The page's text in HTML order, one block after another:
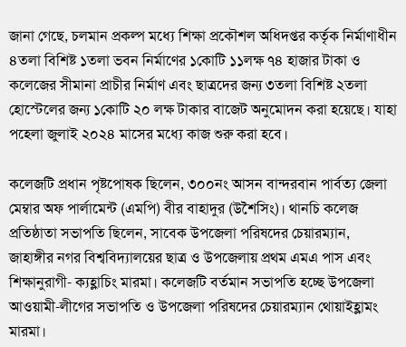
জানা গেছে, চলমান প্রকল্প মধ্যে শিক্ষা প্রকৌশল অধিদপ্তর কর্তৃক নির্মাণাধীন
৪তলা বিশিষ্ট ১তলা ভবন নির্মাণের ১কোটি ১১লক্ষ ৭৪ হাজার টাকা ও
কলেজের সীমানা প্রাচীর নির্মাণ এবং ছাত্রদের জন্য ৩তলা বিশিষ্ট ২তলা
হোস্টেলের জন্য ১কোটি ২০ লক্ষ টাকার বাজেট অনুমোদন করা হয়েছে। যাহা
পহেলা জুলাই ২০২৪ মাসের মধ্যে কাজ শুরু করা হবে।
কলেজটি প্রধান পৃষ্টপোষক ছিলেন, ৩০০নং আসন বান্দরবান পার্বত্য জেলা
মেম্বার অফ পার্লামেন্ট (এমপি) বীর বাহাদুর (উশৈসিং)। থানচি কলেজ
প্রতিষ্ঠাতা সভাপতি ছিলেন, সাবেক উপজেলা পরিষদের চেয়ারম্যান,
জাহাঙ্গীর নগর বিশ্ববিদ্যালয়ের ছাত্র ও উপজেলায় প্রথম এমএ পাস এবং
শিক্ষানুরাগী- ক্যহ্লাচিং মারমা। কলেজটি বর্তমান সভাপতি হচ্ছে উপজেলা
আওয়ামী-লীগের সভাপতি ও উপজেলা পরিষদের চেয়ারম্যান থোয়াইহ্লামং
মারমা।